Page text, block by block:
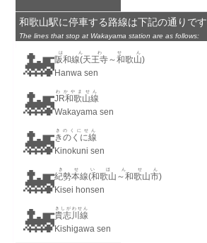
和歌山駅に停車する路線は下記の通りです
The lines that stop at Wakayama station are as follows:
🚂阪和線(天王寺～和歌山)
はんわせん
Hanwa sen
🚂JR和歌山線
わかやません
Wakayama sen
🚂きのくに線
きのくにせん
Kinokuni sen
🚂紀勢本線(和歌山～和歌山市)
きせいほんせん
Kisei honsen
🚂貴志川線
きしがわせん
Kishigawa sen